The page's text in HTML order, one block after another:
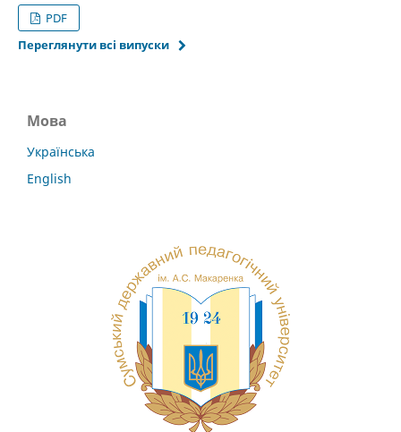
PDF
Переглянути всі випуски
Мова
Українська
English